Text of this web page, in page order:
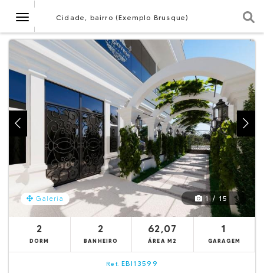
NavegaçãoCidade, bairro (Exemplo Brusque)
Galeria 1 / 15
2
DORM
2
BANHEIRO
62,07
ÁREA M2
1
GARAGEM
Ref. EBI13599